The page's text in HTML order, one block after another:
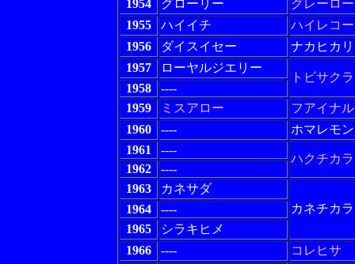
1954
グローリー
グレーロ
1955
ハイイチ
ハイレコ
1956
ダイスイセー
ナカヒカリ
1957
ローヤルジエリー
トビサクラ
1958
----
1959
ミスアロー
フアイナ
1960
----
ホマレモン
1961
----
ハクチカラ
1962
----
1963
カネサダ
カネチカラ
1964
----
1965
シラキヒメ
1966
----
コレヒサ